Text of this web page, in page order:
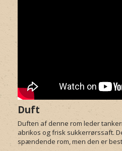
Duft
Duften af denne rom leder
abrikos og frisk sukkerrørssaft.
spændende rom, men den er